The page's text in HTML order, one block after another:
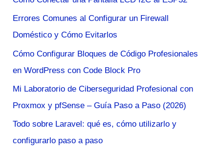
tus
habilidades
de
ciberseguridad
r
p
o
r
:
Errores Comunes al Configurar un Firewall
Doméstico y Cómo Evitarlos
Cómo Configurar Bloques de Código Profesionales
en WordPress con Code Block Pro
Mi Laboratorio de Ciberseguridad Profesional con
Proxmox y pfSense – Guía Paso a Paso (2026)
Todo sobre Laravel: qué es, cómo utilizarlo y
configurarlo paso a paso